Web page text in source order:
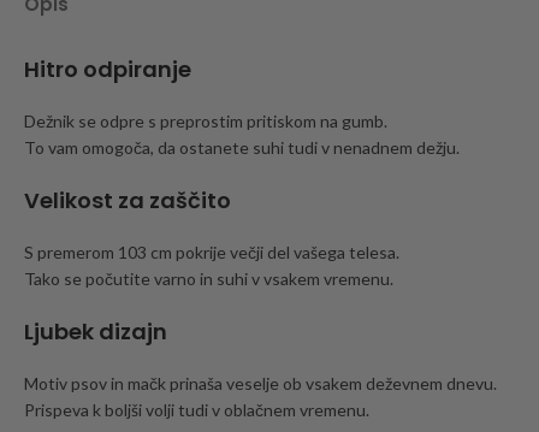
Hitro odpiranje
Dežnik se odpre s preprostim pritiskom na gumb.
To vam omogoča, da ostanete suhi tudi v nenadnem dežju.
Velikost za zaščito
S premerom 103 cm pokrije večji del vašega telesa.
Tako se počutite varno in suhi v vsakem vremenu.
Ljubek dizajn
Motiv psov in mačk prinaša veselje ob vsakem deževnem dnevu.
Prispeva k boljši volji tudi v oblačnem vremenu.